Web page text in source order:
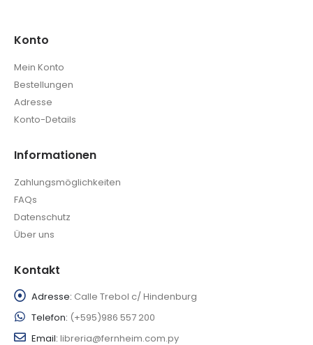
Konto
Mein Konto
Bestellungen
Adresse
Konto-Details
Informationen
Zahlungsmöglichkeiten
FAQs
Datenschutz
Über uns
Kontakt
Adresse: Calle Trebol c/ Hindenburg
Telefon: (+595)986 557 200
Email: libreria@fernheim.com.py